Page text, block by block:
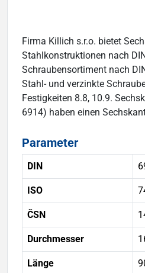
Firma Killich s.r.o. bietet
Stahlkonstruktionen nach
Schraubensortiment nach
Stahl- und verzinkte
Festigkeiten 8.8, 10.9.
6914) haben einen
Parameter
DIN
ISO
ČSN
Durchmesser
Länge